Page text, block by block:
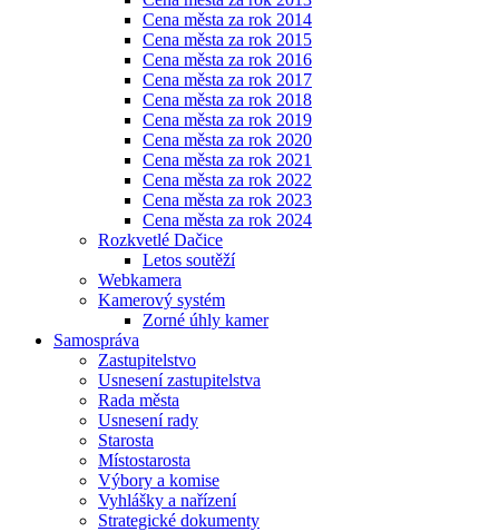
Cena města za rok 2014
Cena města za rok 2015
Cena města za rok 2016
Cena města za rok 2017
Cena města za rok 2018
Cena města za rok 2019
Cena města za rok 2020
Cena města za rok 2021
Cena města za rok 2022
Cena města za rok 2023
Cena města za rok 2024
Rozkvetlé Dačice
Letos soutěží
Webkamera
Kamerový systém
Zorné úhly kamer
Samospráva
Zastupitelstvo
Usnesení zastupitelstva
Rada města
Usnesení rady
Starosta
Místostarosta
Výbory a komise
Vyhlášky a nařízení
Strategické dokumenty